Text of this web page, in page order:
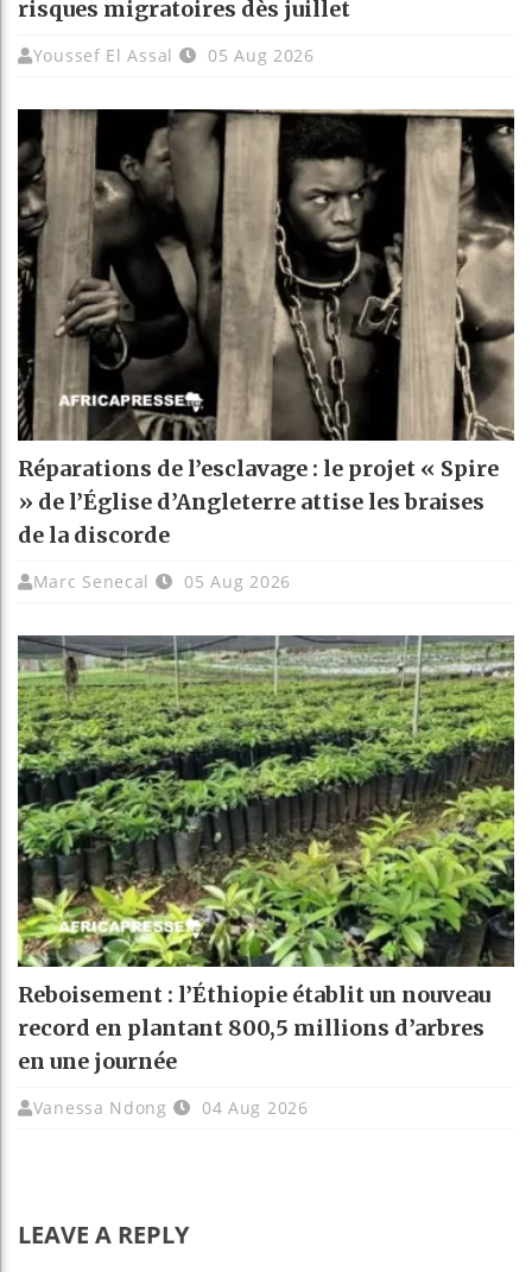
risques migratoires dès juillet
Youssef El Assal 05 Aug 2026
Réparations de l’esclavage : le projet « Spire
» de l’Église d’Angleterre attise les braises
de la discorde
Marc Senecal 05 Aug 2026
Reboisement : l’Éthiopie établit un nouveau
record en plantant 800,5 millions d’arbres
en une journée
Vanessa Ndong 04 Aug 2026
LEAVE A REPLY